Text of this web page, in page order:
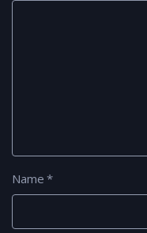
Name*